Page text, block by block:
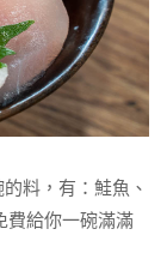
料，有：鮭魚、
費給你一碗滿滿